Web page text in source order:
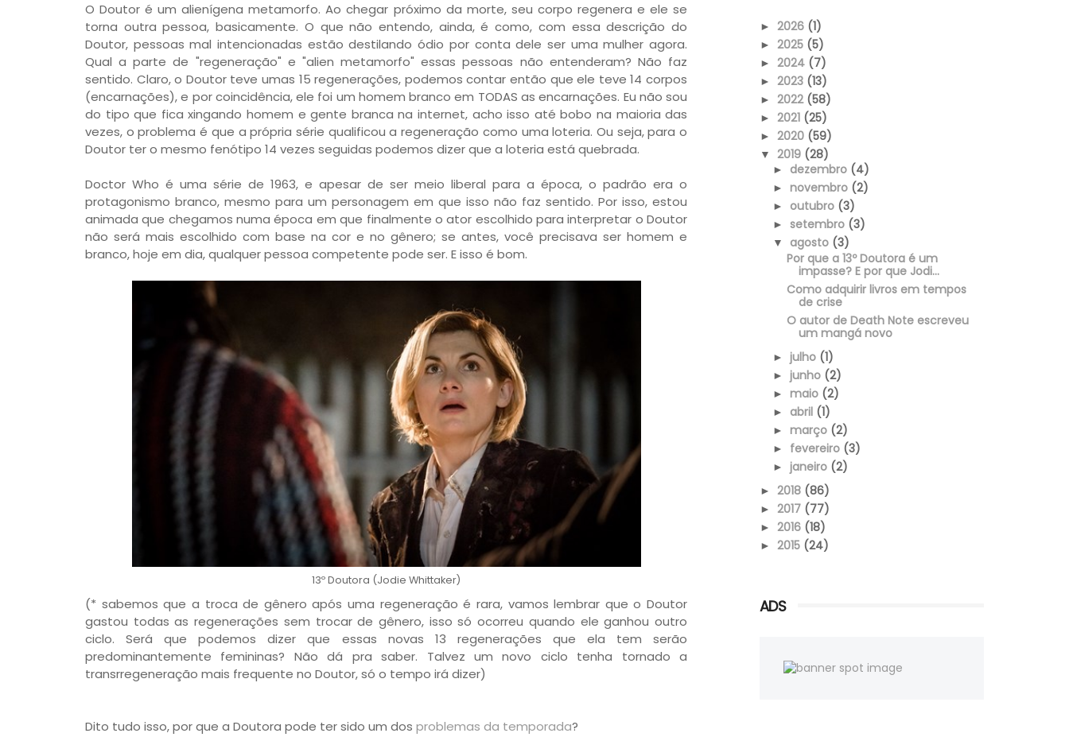
O Doutor é um alienígena metamorfo. Ao chegar próximo da morte, seu corpo regenera e ele se
torna outra pessoa, basicamente. O que não entendo, ainda, é como, com essa descrição do
Doutor, pessoas mal intencionadas estão destilando ódio por conta dele ser uma mulher agora.
Qual a parte de "regeneração" e "alien metamorfo" essas pessoas não entenderam? Não faz
sentido. Claro, o Doutor teve umas 15 regenerações, podemos contar então que ele teve 14 corpos
(encarnações), e por coincidência, ele foi um homem branco em TODAS as encarnações. Eu não sou
do tipo que fica xingando homem e gente branca na internet, acho isso até bobo na maioria das
vezes, o problema é que a própria série qualificou a regeneração como uma loteria. Ou seja, para o
Doutor ter o mesmo fenótipo 14 vezes seguidas podemos dizer que a loteria está quebrada.
Doctor Who é uma série de 1963, e apesar de ser meio liberal para a época, o padrão era o
protagonismo branco, mesmo para um personagem em que isso não faz sentido. Por isso, estou
animada que chegamos numa época em que finalmente o ator escolhido para interpretar o Doutor
não será mais escolhido com base na cor e no gênero; se antes, você precisava ser homem e
branco, hoje em dia, qualquer pessoa competente pode ser. E isso é bom.
13º Doutora (Jodie Whittaker)
(* sabemos que a troca de gênero após uma regeneração é rara, vamos lembrar que o Doutor
gastou todas as regenerações sem trocar de gênero, isso só ocorreu quando ele ganhou outro
ciclo. Será que podemos dizer que essas novas 13 regenerações que ela tem serão
predominantemente femininas? Não dá pra saber. Talvez um novo ciclo tenha tornado a
transrregeneração mais frequente no Doutor, só o tempo irá dizer)
Dito tudo isso, por que a Doutora pode ter sido um dos problemas da temporada?
► 2026 (1)
► 2025 (5)
► 2024 (7)
► 2023 (13)
► 2022 (58)
► 2021 (25)
► 2020 (59)
▼ 2019 (28)
► dezembro (4)
►novembro (2)
► outubro (3)
►setembro (3)
▼ agosto (3)
Por que a 13º Doutora é um
impasse? E por que Jodi...
Como adquirir livros em tempos
de crise
O autor de Death Note escreveu
um mangá novo
► julho (1)
► junho (2)
►maio (2)
► abril (1)
►março (2)
► fevereiro (3)
► janeiro (2)
► 2018 (86)
► 2017 (77)
► 2016 (18)
► 2015 (24)
ADS